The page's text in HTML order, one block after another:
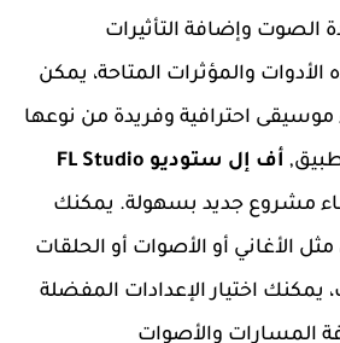
الصوت وإضافة التأثيرات
والمؤثرات المتاحة، يمكن
احترافية وفريدة من نوعها
أف إل ستوديو FL Studio
مشروع جديد بسهولة. يمكنك
الأغاني أو الأصوات أو الحلقات
يمكنك اختيار الإعدادات المفضلة
المسارات والأصوات